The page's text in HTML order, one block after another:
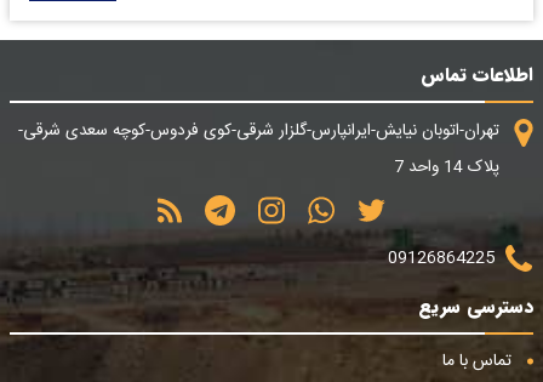
اطلاعات تماس
تهران-اتوبان نیایش-ایرانپارس-گلزار شرقی-کوی فردوس-کوچه سعدی شرقی-
پلاک 14 واحد 7
09126864225
دسترسی سریع
تماس با ما